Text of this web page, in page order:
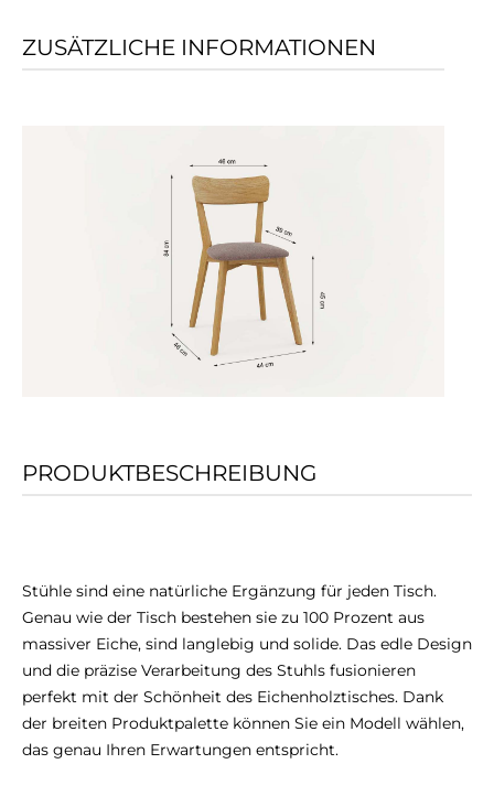
ZUSÄTZLICHE INFORMATIONEN
PRODUKTBESCHREIBUNG
Stühle sind eine natürliche Ergänzung für jeden Tisch.
Genau wie der Tisch bestehen sie zu 100 Prozent aus
massiver Eiche, sind langlebig und solide. Das edle Design
und die präzise Verarbeitung des Stuhls fusionieren
perfekt mit der Schönheit des Eichenholztisches. Dank
der breiten Produktpalette können Sie ein Modell wählen,
das genau Ihren Erwartungen entspricht.